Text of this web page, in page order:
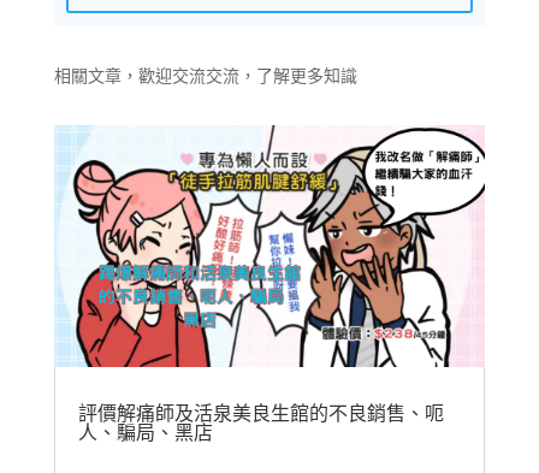
相關文章，歡迎交流交流，了解更多知識
評價解痛師及活泉美良生館的不良銷售、呃
人、騙局、黑店